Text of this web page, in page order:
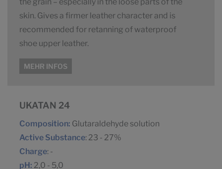
skin. Gives a firmer leather character and is
recommended for retanning of waterproof
shoe upper leather.
MEHR INFOS
UKATAN 24
Composition: Glutaraldehyde solution
Active Substance: 23 - 27%
Charge: -
pH: 2,0 - 5,0